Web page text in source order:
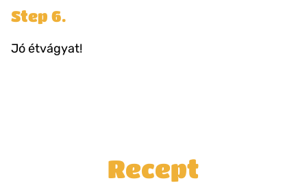
Step 6.
Jó étvágyat!
Recept